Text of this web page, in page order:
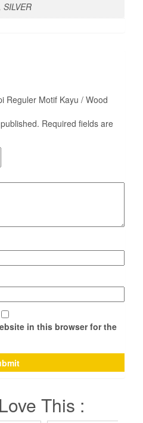
SILVER
Reguler Motif Kayu / Wood
Required fields are
in this browser for the
This :